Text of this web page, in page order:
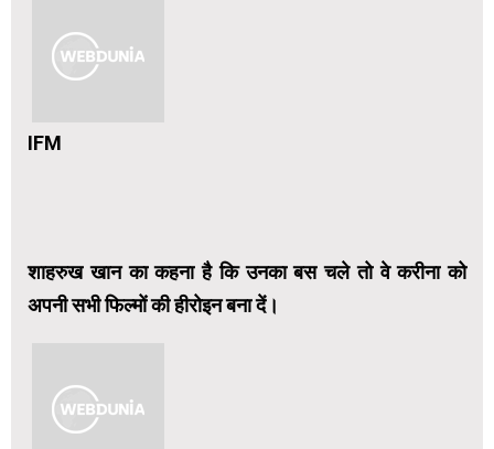
IFM
शाहरुख खान का कहना है कि उनका बस चले तो वे करीना को
अपनी सभी फिल्मों की हीरोइन बना दें।